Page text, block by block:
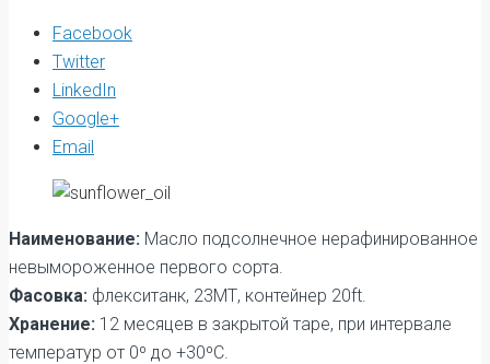
Facebook
Twitter
LinkedIn
Google+
Email
Наименование: Масло подсолнечное нерафинированное
невымороженное первого сорта.
Фасовка: флекситанк, 23МТ, контейнер 20ft.
Хранение: 12 месяцев в закрытой таре, при интервале
температур от 0º до +30ºС.